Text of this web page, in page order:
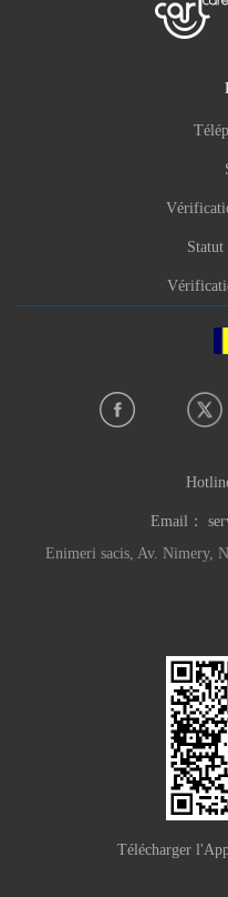
Statut
Email：
Enimeri sacis, Av. Nimery,
Télécharger